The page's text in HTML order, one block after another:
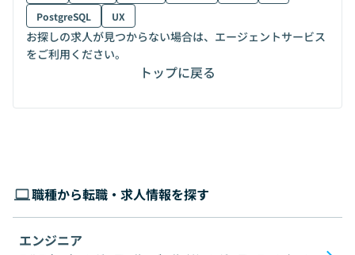
PostgreSQL
UX
お探しの求人が見つからない場合は、エージェントサービス
をご利用ください。
トップに戻る
職種から転職・求人情報を探す
エンジニア